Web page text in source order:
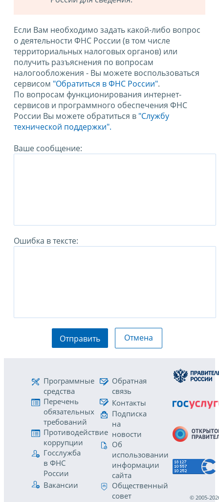
Если Вам необходимо задать какой-либо вопрос
о деятельности ФНС России (в том числе
территориальных налоговых органов) или
получить разъяснения по вопросам
налогообложения - Вы можете воспользоваться
сервисом "Обратиться в ФНС России".
По вопросам функционирования интернет-
сервисов и программного обеспечения ФНС
России Вы можете обратиться в "Службу
технической поддержки".
Ваше сообщение:
Ошибка в тексте:
Отправить Отмена
Программные
средства
Перечень
обязательных
требований
Противодействие
коррупции
Госслужба
в ФНС
России
Вакансии
Обратная
связь
Контакты
Подписка
на
новости
Об
использовании
информации
сайта
Общественный
совет
© 2005-